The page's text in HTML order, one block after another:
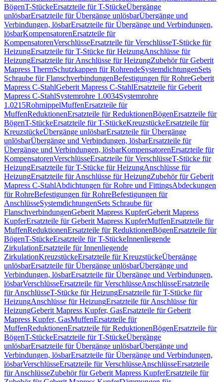
BögenT-StückeErsatzteile für T-StückeÜbergänge
unlösbarErsatzteile für Übergänge unlösbarÜbergänge und
Verbindungen, lösbarErsatzteile für Übergänge und Verbindungen,
lösbarKompensatorenErsatzteile für
KompensatorenVerschlüsseErsatzteile für VerschlüsseT-Stücke für
HeizungErsatzteile für T-Stücke für HeizungAnschlüsse für
HeizungErsatzteile für Anschlüsse für HeizungZubehör für Geberit
Mapress ThermSchutzkappen für RohrendeSystemdichtungenSets
Schraube für FlanschverbindungenBefestigungen für RohreGeberit
Mapress C-StahlGeberit Mapress C-StahlErsatzteile für Geberit
Mapress C-StahlSystemrohre 1.0034Systemrohre
1.0215RohrnippelMuffenErsatzteile für
MuffenReduktionenErsatzteile für ReduktionenBögenErsatzteile für
BögenT-StückeErsatzteile für T-StückeKreuzstückeErsatzteile für
KreuzstückeÜbergänge unlösbarErsatzteile für Übergänge
unlösbarÜbergänge und Verbindungen, lösbarErsatzteile für
Übergänge und Verbindungen, lösbarKompensatorenErsatzteile für
KompensatorenVerschlüsseErsatzteile für VerschlüsseT-Stücke für
HeizungErsatzteile für T-Stücke für HeizungAnschlüsse für
HeizungErsatzteile für Anschlüsse für HeizungZubehör für Geberit
Mapress C-StahlAbdichtungen für Rohre und FittingsAbdeckungen
für RohreBefestigungen für RohreBefestigungen für
AnschlüsseSystemdichtungenSets Schraube für
FlanschverbindungenGeberit Mapress KupferGeberit Mapress
KupferErsatzteile für Geberit Mapress KupferMuffenErsatzteile für
MuffenReduktionenErsatzteile für ReduktionenBögenErsatzteile für
BögenT-StückeErsatzteile für T-StückeInnenliegende
ZirkulationErsatzteile für Innenliegende
ZirkulationKreuzstückeErsatzteile für KreuzstückeÜbergänge
unlösbarErsatzteile für Übergänge unlösbarÜbergänge und
Verbindungen, lösbarErsatzteile für Übergänge und Verbindungen,
lösbarVerschlüsseErsatzteile für VerschlüsseAnschlüsseErsatzteile
für AnschlüsseT-Stücke für HeizungErsatzteile für T-Stücke für
HeizungAnschlüsse für HeizungErsatzteile für Anschlüsse für
HeizungGeberit Mapress Kupfer, GasErsatzteile für Geberit
Mapress Kupfer, GasMuffenErsatzteile für
MuffenReduktionenErsatzteile für ReduktionenBögenErsatzteile für
BögenT-StückeErsatzteile für T-StückeÜbergänge
unlösbarErsatzteile für Übergänge unlösbarÜbergänge und
Verbindungen, lösbarErsatzteile für Übergänge und Verbindungen,
lösbarVerschlüsseErsatzteile für VerschlüsseAnschlüsseErsatzteile
für AnschlüsseZubehör für Geberit Mapress KupferErsatzteile für